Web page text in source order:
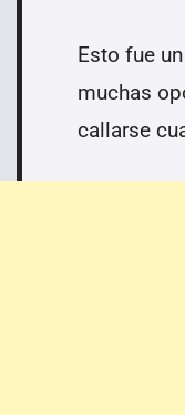
Esto fue
muchas
callarse